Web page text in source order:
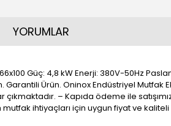
Güç: 4,8 kW Enerji: 380V-50Hz
Ürün. Oninox Endüstriyel
– Kapıda ödeme ile
ihtiyaçları için uygun fiyat ve
YORUMLAR